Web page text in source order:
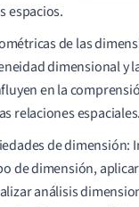
espacios.
de las
dimensional y
en la
relaciones espaciales.
de dimensión:
de dimensión,
análisis